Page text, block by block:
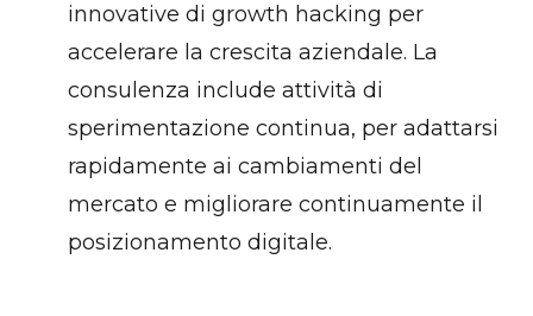
innovative di growth hacking per
accelerare la crescita aziendale. La
consulenza include attività di
sperimentazione continua, per adattarsi
rapidamente ai cambiamenti del
mercato e migliorare continuamente il
posizionamento digitale.